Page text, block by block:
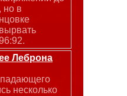
но в
Леброна
несколько